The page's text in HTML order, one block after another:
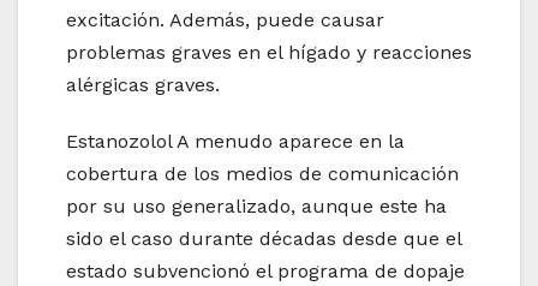
excitación. Además, puede causar
problemas graves en el hígado y reacciones
alérgicas graves.
Estanozolol A menudo aparece en la
cobertura de los medios de comunicación
por su uso generalizado, aunque este ha
sido el caso durante décadas desde que el
estado subvencionó el programa de dopaje